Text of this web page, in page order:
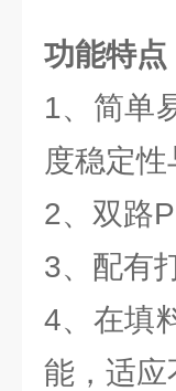
功能特点
1、简单
度稳定性
2、双路
3、配有
4、在填
能，适应